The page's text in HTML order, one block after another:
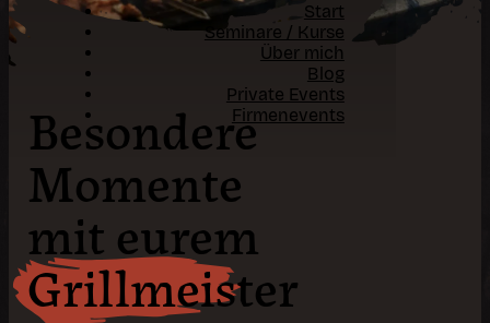
Start
Seminare / Kurse
Über mich
Blog
Private Events
Firmenevents
Besondere
Momente
mit eurem
Grillmeister